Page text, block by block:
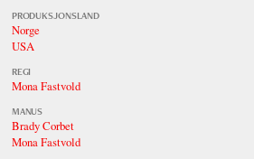
PRODUKSJONSLAND
Norge
USA
REGI
Mona Fastvold
MANUS
Brady Corbet
Mona Fastvold